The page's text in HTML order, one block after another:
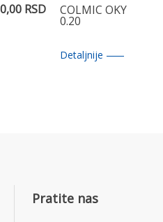
RSD COLMIC OKY
0.20
Detaljnije
Pratite nas